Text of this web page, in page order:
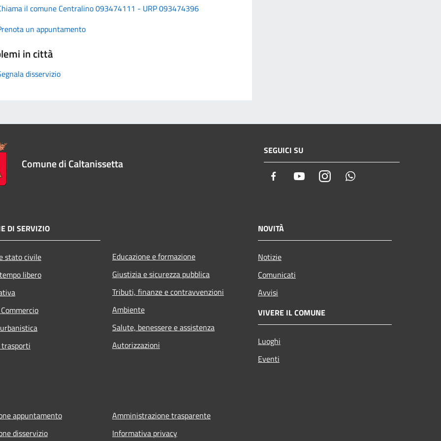
il comune Centralino 093474111 - URP 093474396
un appuntamento
in città
disservizio
Comune di Caltanissetta
SEGUICI SU
Facebook YoutubeInstagram
DI SERVIZIO
stato civile
libero
Educazione e formazione
Giustizia e sicurezza pubblica
Tributi, finanze e contravvenzioni
Ambiente
Salute, benessere e assistenza
Autorizzazioni
NOVITÀ
Notizie
Comunicati
Avvisi
VIVERE IL COMUNE
Luoghi
Eventi
appuntamento
disservizio
Amministrazione trasparente
Informativa privacy